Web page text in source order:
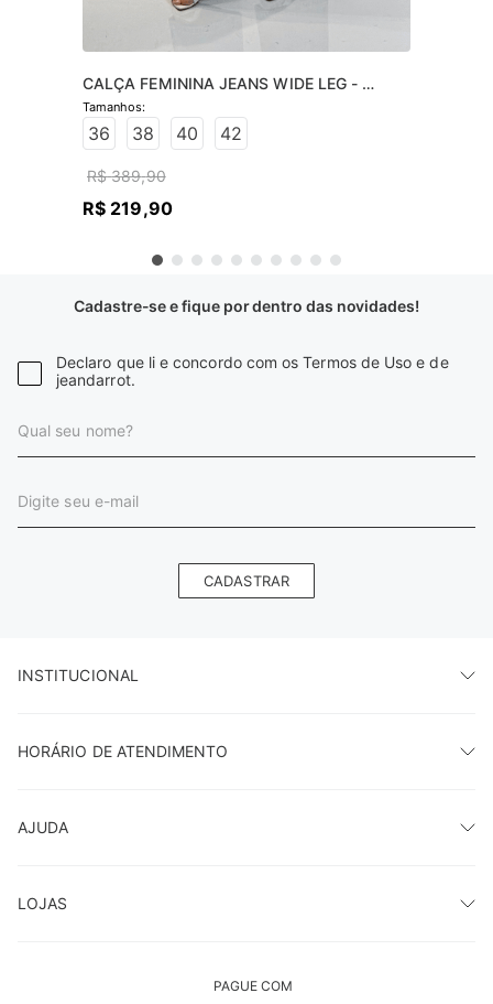
CALÇA FEMININA JEANS WIDE LEG -
JEANS CLARO
36 38 40 42
R$ 389,90
R$ 219,90
Cadastre-se e fique por dentro das novidades!
Declaro que li e concordo com os Termos de Uso e de
jeandarrot.
CADASTRAR
INSTITUCIONAL
HORÁRIO DE ATENDIMENTO
AJUDA
LOJAS
PAGUE COM